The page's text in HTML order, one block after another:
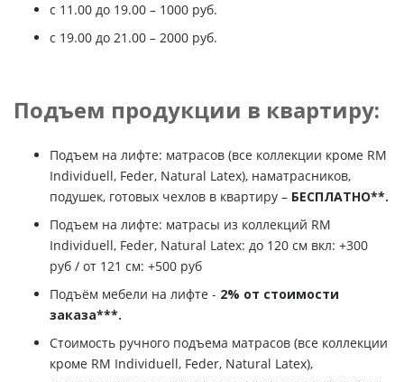
c 11.00 до 19.00 – 1000 руб.
с 19.00 до 21.00 – 2000 руб.
Подъем продукции в квартиру:
Подъем на лифте: матрасов (все коллекции кроме RM
Individuell, Feder, Natural Latex), наматрасников,
подушек, готовых чехлов в квартиру – БЕСПЛАТНО**.
Подъем на лифте: матрасы из коллекций RM
Individuell, Feder, Natural Latex: до 120 см вкл: +300
руб / от 121 см: +500 руб
Подъём мебели на лифте - 2% от стоимости
заказа***.
Стоимость ручного подъема матрасов (все коллекции
кроме RM Individuell, Feder, Natural Latex),